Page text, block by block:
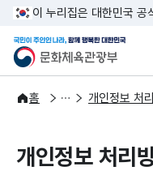
이 누리집은 대한민국 공
문화체육관광
국민이 주인
홈
이용안내
운영정책 개인정보 처
개인정보 처리